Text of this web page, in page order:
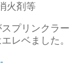
火剤等
プリンクラー
レベました。